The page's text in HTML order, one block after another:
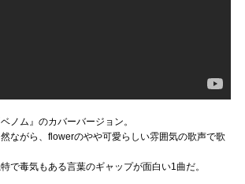
ノム』のカバーバージョン。
ながら、flowerのやや可愛らしい雰囲気の歌声で歌
で毒気もある言葉のギャップが面白い1曲だ。